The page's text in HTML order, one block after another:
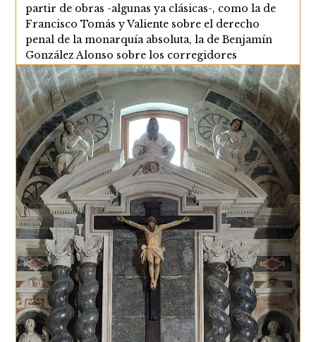
partir de obras -algunas ya clásicas-, como la de
Francisco Tomás y Valiente sobre el derecho
penal de la monarquía absoluta, la de Benjamín
González Alonso sobre los corregidores
castellanos, o la de José de las Heras…
Continuar LeyendoLa
Figura
Del
Juez
Local